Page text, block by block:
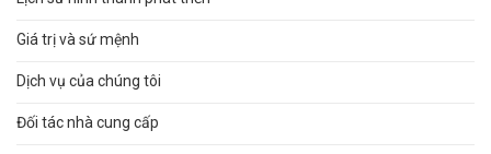
Giá trị và sứ mệnh
Dịch vụ của chúng tôi
Đối tác nhà cung cấp